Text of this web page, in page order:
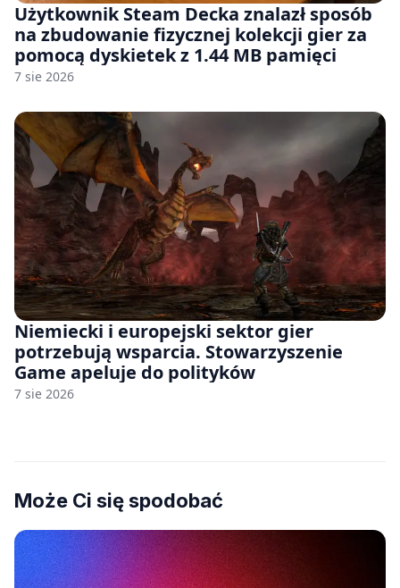
Użytkownik Steam Decka znalazł sposób
na zbudowanie fizycznej kolekcji gier za
pomocą dyskietek z 1.44 MB pamięci
7 sie 2026
Niemiecki i europejski sektor gier
potrzebują wsparcia. Stowarzyszenie
Game apeluje do polityków
7 sie 2026
Może Ci się spodobać